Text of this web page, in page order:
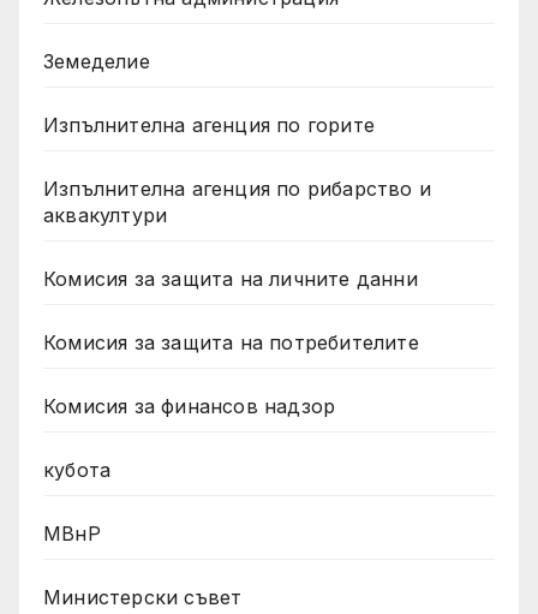
Земеделие
Изпълнителна агенция по горите
Изпълнителна агенция по рибарство и
аквакултури
Комисия за защита на личните данни
Комисия за защита на потребителите
Комисия за финансов надзор
кубота
МВнР
Министерски съвет